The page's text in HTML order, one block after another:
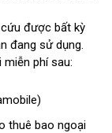
được bất kỳ
đang sử dụng.
phí sau:
thuê bao ngoại